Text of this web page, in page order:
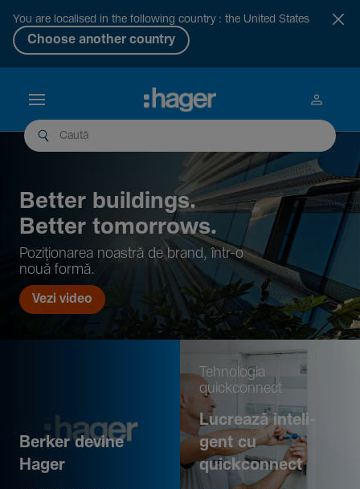
You are localised in the following country : the United States
Choose another country
Better buil­dings.
Better tomor­rows.
Pozi­țio­narea noastră de brand, într-o
nouă formă.
Vezi video
Berker devine
Hager
Tehno­logia
quickconnect
Lucrează inte­li­
gent cu
quickconnect